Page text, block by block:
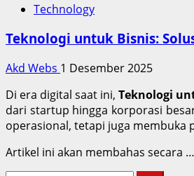
Technology
Teknologi untuk Bisnis:
Akd Webs 1 Desember 2025
Di era digital saat ini,Teknologi
dari startup hingga korporasi
operasional, tetapi juga membuka
Artikel ini akan membahas secara …